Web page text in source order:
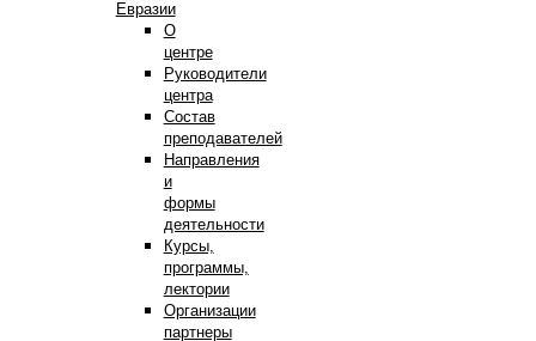
Евразии
О
центре
Руководители
центра
Состав
преподавателей
Направления
и
формы
деятельности
Курсы,
программы,
лектории
Организации
партнеры